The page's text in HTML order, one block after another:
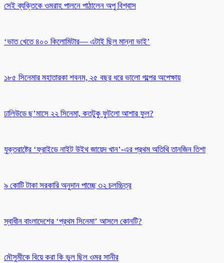
সেই ব্যক্তিকে ওমরাহ পালনে পাঠালেন অপু বিশ্বাস
‘ভাত খেতে ৪০০ কিলোমিটার— এটাই ছিল মান্না ভাই’
১৮৫ সিনেমার মহাতারকা শবনম, ২৫ বছর ধরে ভালো গল্পের অপেক্ষায়
ঢালিউডে ছ’মাসে ২২ সিনেমা, কতটুকু ফুটলো আশার ফুল?
যুক্তরাষ্ট্রে ‘ফ্রাইডে নাইট উইথ জায়েদ খান’-এর প্রথম অতিথি তানজিন তিশা
৯ কোটি টাকা সরকারি অনুদান পাচ্ছে ৩২ চলচ্চিত্র
স্বাধীন বাংলাদেশের ‘প্রথম সিনেমা’ আসলে কোনটি?
মৌসুমীকে বিয়ে করা কি ভুল ছিল ওমর সানীর